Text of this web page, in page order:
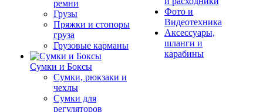
ремни
Грузы
Пряжки и стопоры
груза
Грузовые карманы
Сумки и Боксы
Сумки, рюкзаки и
чехлы
Сумки для
регуляторов
Фото и
Видеотехника
Аксессуары,
шланги и
карабины